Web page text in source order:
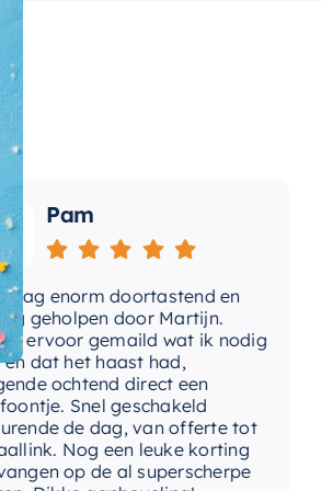
los bij te bestellen
Pam
doortastend en
door Martijn.
gemaild wat ik nodig
het haast had,
ochtend direct een
Snel geschakeld
de dag, van offerte tot
Nog een leuke korting
op de al superscherpe